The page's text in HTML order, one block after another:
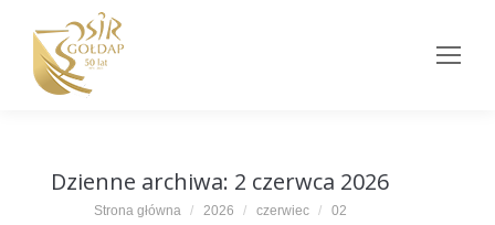
Dzienne archiwa: 2 czerwca 2026
Jesteś tutaj:
Strona główna 2026 czerwiec 02